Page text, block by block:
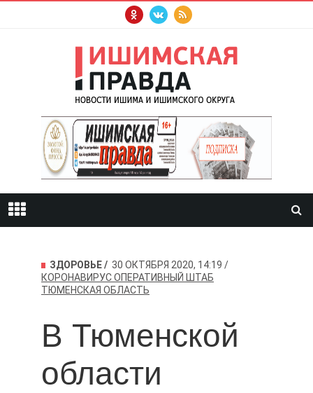
ЗДОРОВЬЕ
30 ОКТЯБРЯ 2020, 14:19
КОРОНАВИРУСОПЕРАТИВНЫЙ ШТАБ
ТЮМЕНСКАЯ ОБЛАСТЬ
В Тюменской
области